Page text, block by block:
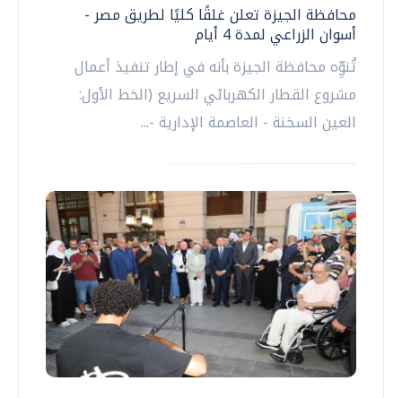
محافظة الجيزة تعلن غلقًا كليًا لطريق مصر -
أسوان الزراعي لمدة 4 أيام
تُنوِّه محافظة الجيزة بأنه في إطار تنفيذ أعمال
مشروع القطار الكهربائي السريع (الخط الأول:
العين السخنة - العاصمة الإدارية -...